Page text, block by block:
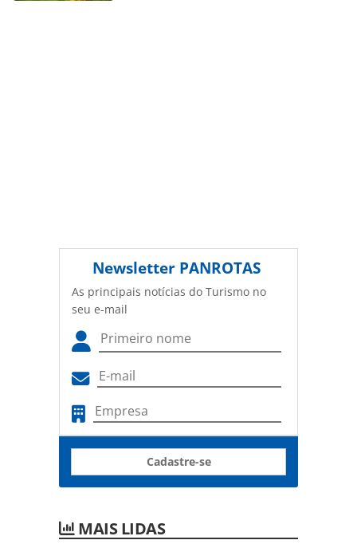
Newsletter PANROTAS
As principais notícias do Turismo no
seu e-mail
Cadastre-se
MAIS LIDAS